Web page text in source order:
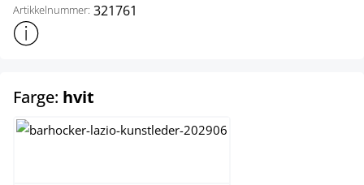
Artikkelnummer: 321761
Vis mer produktinformasjon
Farge: hvit